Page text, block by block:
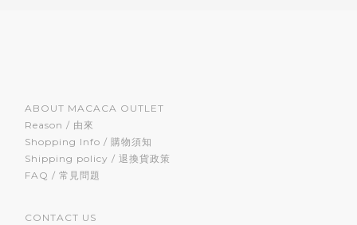
ABOUT MACACA OUTLET
Reason / 由來
Shopping Info / 購物須知
Shipping policy / 退換貨政策
FAQ / 常見問題
CONTACT US